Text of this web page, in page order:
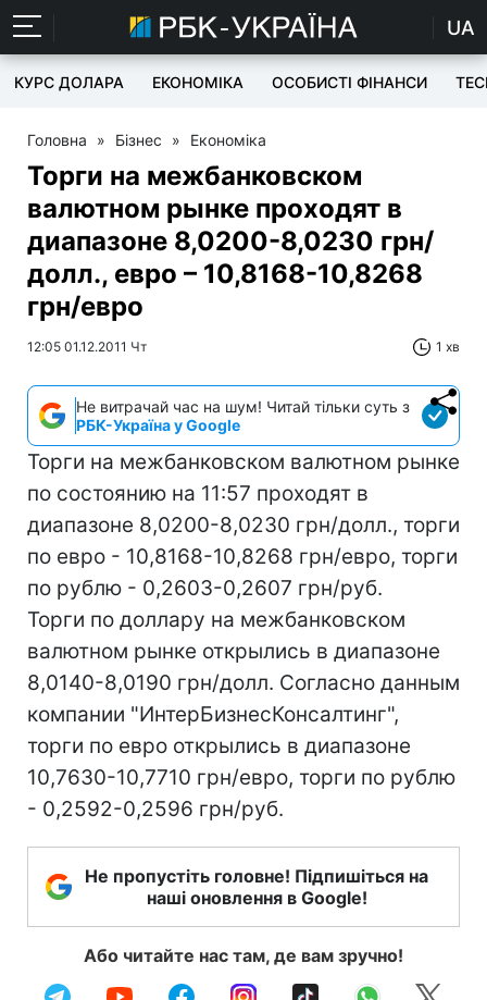
UA
КУРС ДОЛАРА ЕКОНОМІКА ОСОБИСТІ ФІНАНСИ
Головна » Бізнес » Економіка
Торги на межбанковском
валютном рынке проходят в
диапазоне 8,0200-8,0230 грн/
долл., евро – 10,8168-10,8268
грн/евро
12:05 01.12.2011 Чт 1 хв
Не витрачай час на шум! Читай тільки суть з
РБК-Україна у Google
Торги на межбанковском валютном рынке
по состоянию на 11:57 проходят в
диапазоне 8,0200-8,0230 грн/долл., торги
по евро - 10,8168-10,8268 грн/евро, торги
по рублю - 0,2603-0,2607 грн/руб.
Торги по доллару на межбанковском
валютном рынке открылись в диапазоне
8,0140-8,0190 грн/долл. Согласно данным
компании "ИнтерБизнесКонсалтинг",
торги по евро открылись в диапазоне
10,7630-10,7710 грн/евро, торги по рублю
- 0,2592-0,2596 грн/руб.
Не пропустіть головне! Підпишіться на
наші оновлення в Google!
Або читайте нас там, де вам зручно!